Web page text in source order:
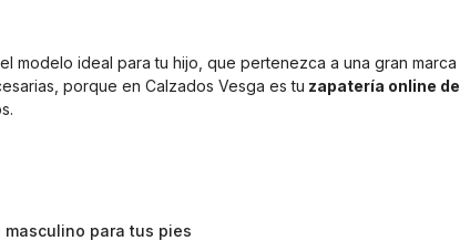
modelo ideal para tu hijo, que pertenezca a una gran
porque en Calzados Vesga es tu zapatería online
masculino para tus pies